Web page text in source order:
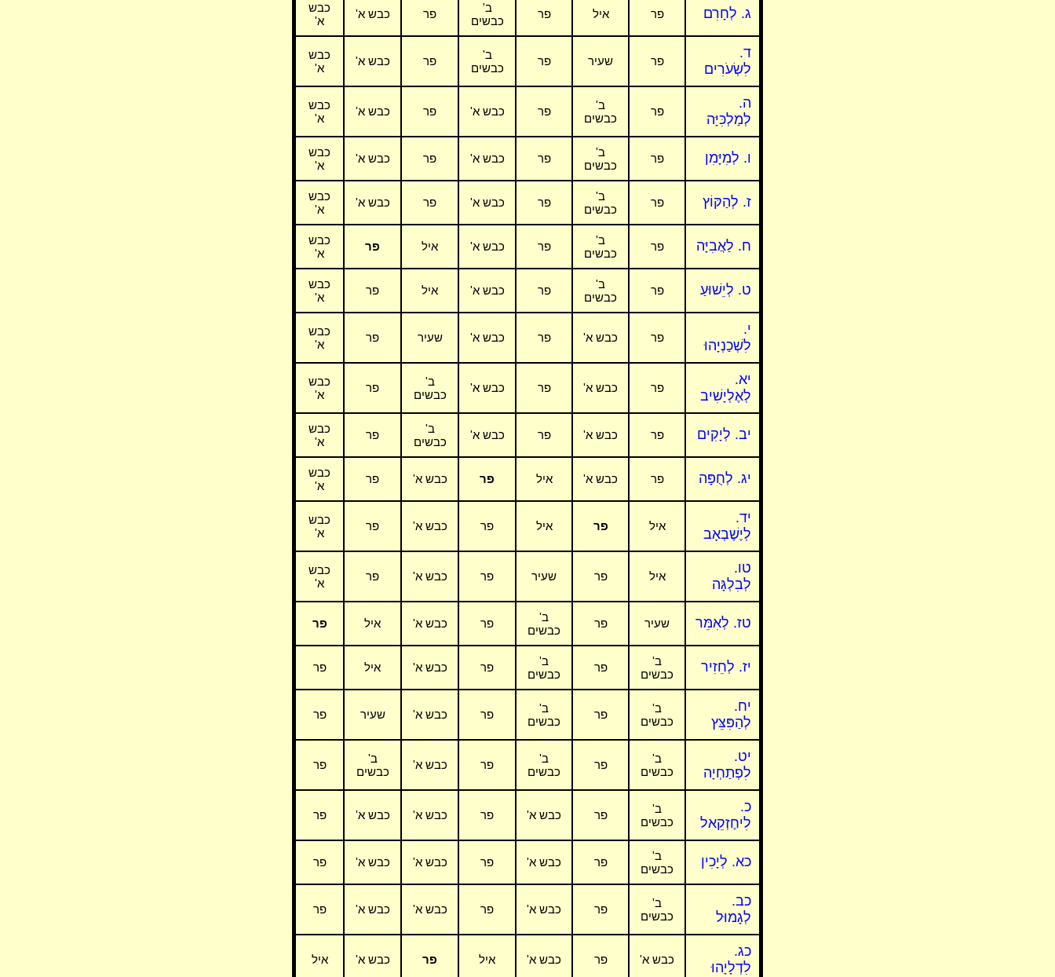
ג. לְחָרִם פר איל פר
ב'
כבשים
פר כבש א'
כבש
א'
ד.
לִשְׂעֹרִים
פר שעיר פר
ב'
כבשים
פר כבש א'
כבש
א'
ה.
לְמַלְכִּיָּה
פר
ב'
כבשים
פר כבש א' פר כבש א'
כבש
א'
ו. לְמִיָּמִן פר
ב'
כבשים
פר כבש א' פר כבש א'
כבש
א'
ז. לְהַקּוֹץ פר
ב'
כבשים
פר כבש א' פר כבש א'
כבש
א'
ח. לַאֲבִיָּה פר
ב'
כבשים
פר כבש א' איל פר
כבש
א'
ט. לְיֵשׁוּעַ פר
ב'
כבשים
פר כבש א' איל פר
כבש
א'
י.
לִשְׁכַנְיָהוּ
פר כבש א' פר כבש א' שעיר פר
כבש
א'
יא.
לְאֶלְיָשִׁיב
פר כבש א' פר כבש א'
ב'
כבשים
פר
כבש
א'
יב. לְיָקִים פר כבש א' פר כבש א'
ב'
כבשים
פר
כבש
א'
יג. לְחֻפָּה פר כבש א' איל פר כבש א' פר
כבש
א'
יד.
לְיֶשֶׁבְאָב
איל פר איל פר כבש א' פר
כבש
א'
טו.
לְבִלְגָּה
איל פר שעיר פר כבש א' פר
כבש
א'
טז. לְאִמֵּר שעיר פר
ב'
כבשים
פר כבש א' איל פר
יז. לְחֵזִיר
ב'
כבשים
פר
ב'
כבשים
פר כבש א' איל פר
יח.
לְהַפִּצֵּץ
ב'
כבשים
פר
ב'
כבשים
פר כבש א' שעיר פר
יט.
לִפְתַחְיָה
ב'
כבשים
פר
ב'
כבשים
פר כבש א'
ב'
כבשים
פר
כ.
לִיחֶזְקֵאל
ב'
כבשים
פר כבש א' פר כבש א' כבש א' פר
כא. לְיָכִין
ב'
כבשים
פר כבש א' פר כבש א' כבש א' פר
כב.
לְגָמוּל
ב'
כבשים
פר כבש א' פר כבש א' כבש א' פר
כג.
לִדְלָיָהוּ
כבש א' פר כבש א' איל פר כבש א' איל